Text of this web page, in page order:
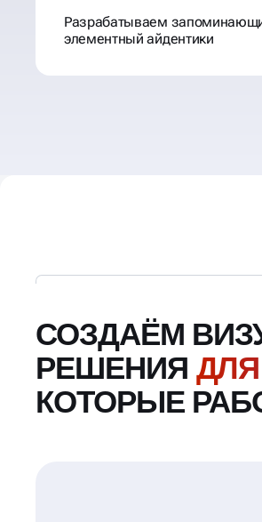
Разрабатываем
элементный айдентики
СОЗДАЁМ
РЕШЕНИЯ
КОТОРЫЕ